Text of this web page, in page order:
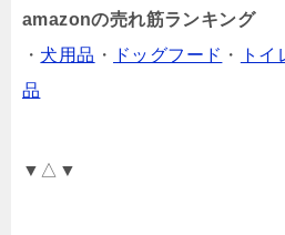
amazonの売れ筋ランキング
・ 犬用品 ・ ドッグフード ・ トイ
品
▼△▼